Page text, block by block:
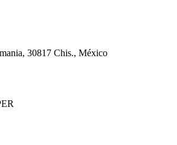
30817 Chis., México